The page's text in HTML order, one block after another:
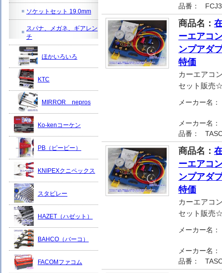
品番：
商品名：
ーエアコ
ンプアダ
特価
カーエアコ
セット販売
メーカー名：
メーカー名：
品番：
商品名：
ーエアコ
ンプアダ
特価
カーエアコ
セット販売
メーカー名：
メーカー名：
品番：
ソケットセット 19.0mm
スパナ、メガネ、ギアレン
チ
ほかいろいろ
KTC
MIRROR nepros
Ko-kenコーケン
PB（ピービー）
KNIPEXクニペックス
スタビレー
HAZET（ハゼット）
BAHCO（バーコ）
FACOMファコム